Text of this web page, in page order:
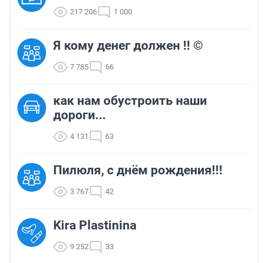
217 206 1 000
Я кому денег должен !! ©
7 785 66
как нам обустроить наши
дороги...
4 131 63
Пилюля, с днём рождения!!!
3 767 42
Kira Plastinina
9 252 33